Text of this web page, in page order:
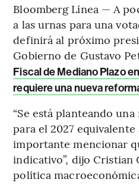
Bloomberg Línea — A
a las urnas para una
definirá al próximo
Gobierno de Gustavo
Fiscal de Mediano Plazo
requiere una nueva
“Se está planteando
para el 2027
importante mencionar
indicativo”, dijo
política